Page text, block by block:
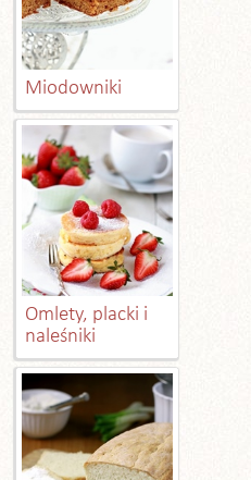
Miodowniki
Omlety, placki i
naleśniki